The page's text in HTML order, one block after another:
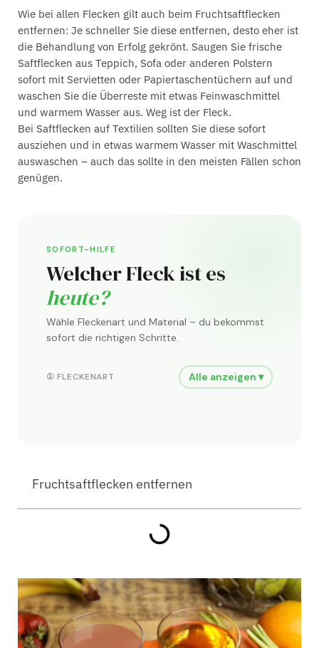
Wie bei allen Flecken gilt auch beim Fruchtsaftflecken
entfernen: Je schneller Sie diese entfernen, desto eher ist
die Behandlung von Erfolg gekrönt. Saugen Sie frische
Saftflecken aus Teppich, Sofa oder anderen Polstern
sofort mit Servietten oder Papiertaschentüchern auf und
waschen Sie die Überreste mit etwas Feinwaschmittel
und warmem Wasser aus. Weg ist der Fleck.
Bei Saftflecken auf Textilien sollten Sie diese sofort
ausziehen und in etwas warmem Wasser mit Waschmittel
auswaschen – auch das sollte in den meisten Fällen schon
genügen.
SOFORT-HILFE
Welcher Fleck ist es
heute?
Wähle Fleckenart und Material – du bekommst
sofort die richtigen Schritte.
① FLECKENART Alle anzeigen ▾
Fruchtsaftflecken entfernen